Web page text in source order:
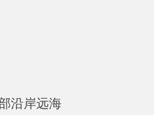
沿岸远海